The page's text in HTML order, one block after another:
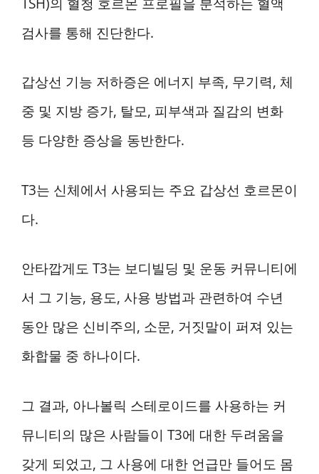
검사를 통해 진단한다.
갑상선 기능 저하증은 에너지 부족, 무기력, 체
중 및 지방 증가, 탈모, 피부색과 질감의 변화
등 다양한 증상을 동반한다.
T3는 신체에서 사용되는 주요 갑상선 호르몬이
다.
안타깝게도 T3는 보디빌딩 및 운동 커뮤니티에
서 그 기능, 용도, 사용 방법과 관련하여 수년
동안 많은 신비주의, 소문, 거짓말이 퍼져 있는
화합물 중 하나이다.
그 결과, 아나볼릭 스테로이드를 사용하는 커
뮤니티의 많은 사람들이 T3에 대한 두려움을
갖게 되었고, 그 사용에 대한 언급만 들어도 몸